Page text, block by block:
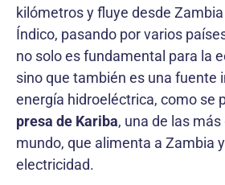
kilómetros y fluye desde
Índico, pasando por varios
no solo es fundamental para la
sino que también es una fuente
energía hidroeléctrica, como se
presa de Kariba, una de las
mundo, que alimenta a Zambia
electricidad.